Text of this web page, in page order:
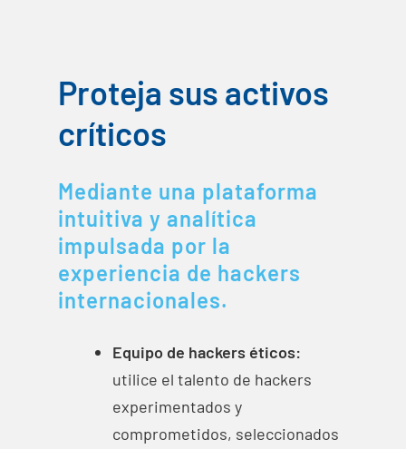
Proteja sus activos
críticos
Mediante una plataforma
intuitivay analítica
impulsada por la
experiencia de hackers
internacionales.
Equipo de hackers éticos:
utilice el talento de hackers
experimentados y
comprometidos, seleccionados